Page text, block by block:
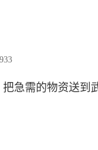
急需的物资送到